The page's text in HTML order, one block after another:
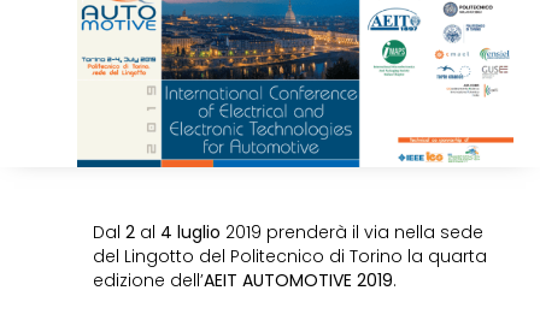
Dal 2al 4 luglio 2019 prenderà il via nella sede
del Lingotto del Politecnico di Torino la quarta
edizione dell’AEIT AUTOMOTIVE 2019.